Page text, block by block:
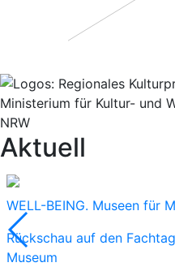
Aktuell
WELL-BEING. Museen für
Rückschau auf den
Museum